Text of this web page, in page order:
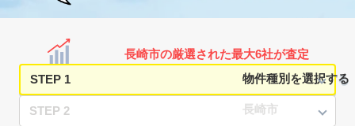
長崎市の厳選された最大6社が査定
STEP 1
STEP 2
お問い合わせ